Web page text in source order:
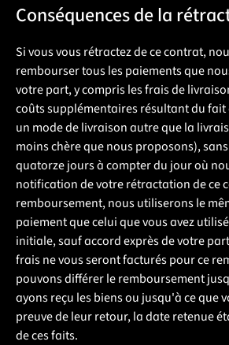
Conséquences de la
Si vous vous rétractez de ce contrat,
rembourser tous les paiements que
votre part, y compris les frais de
coûts supplémentaires résultant du fait
un mode de livraison autre que la
moins chère que nous proposons),
quatorze jours à compter du jour où
notification de votre rétractation de ce
remboursement, nous utiliserons le
paiement que celui que vous avez
initiale, sauf accord exprès de votre
frais ne vous seront facturés pour ce
pouvons différer le remboursement
ayons reçu les biens ou jusqu'à ce que
preuve de leur retour, la date retenue
de ces faits.